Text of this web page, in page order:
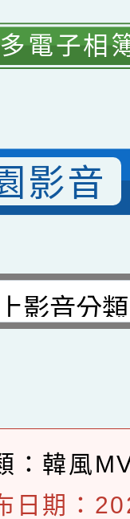
電子相
影音
更新
： 韓風
日期：